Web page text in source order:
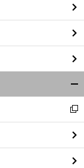
阪
神
・
村上頌樹を変えた巨人
・
岡本和真から奪った三振
クビ覚悟で挑んだプロ３年目に何が起きていたのか
閉
る
新
し
い
ウ
ィ